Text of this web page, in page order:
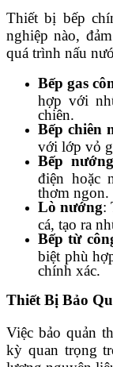
Thiết bị bếp
nghiệp nào,
quá trình nấu
Bếp gas
hợp với
chiên.
Bếp chiên
với lớp vỏ
Bếp nướng
điện hoặc
thơm ngon.
Lò nướng:
cá, tạo ra
Bếp từ
biệt phù
chính xác.
Thiết Bị Bảo
Việc bảo quản
kỳ quan trọng